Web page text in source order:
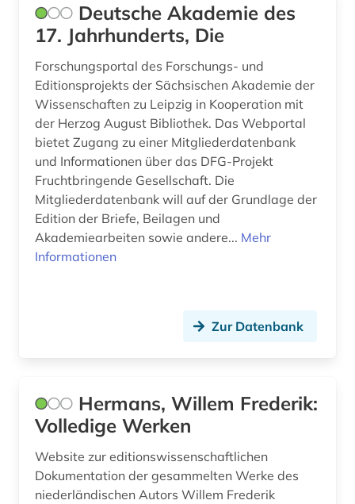
peter (1)
quelle (1)
reimpaar (1)
reise (1)
reisejournal (1)
reiseliteratur (1)
leipzig (1)
tagebuch (2)
tei-xml (1)
theodor (1)
Deutsche Akademie des
17. Jahrhunderts, Die
Forschungsportal des Forschungs- und
Editionsprojekts der Sächsischen Akademie der
Wissenschaften zu Leipzig in Kooperation mit
der Herzog August Bibliothek. Das Webportal
bietet Zugang zu einer Mitgliederdatenbank
und Informationen über das DFG-Projekt
Fruchtbringende Gesellschaft. Die
Mitgliederdatenbank will auf der Grundlage der
Edition der Briefe, Beilagen und
Akademiearbeiten sowie andere... Mehr
Informationen
Zur Datenbank
Hermans, Willem Frederik:
Volledige Werken
Website zur editionswissenschaftlichen
Dokumentation der gesammelten Werke des
niederländischen Autors Willem Frederik